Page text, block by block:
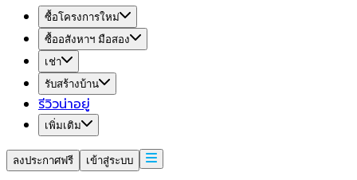
ซื้อโครงการใหม่
ซื้ออสังหาฯ มือสอง
เช่า
รับสร้างบ้าน
รีวิวน่าอยู่
เพิ่มเติม
ลงประกาศฟรี เข้าสู่ระบบ